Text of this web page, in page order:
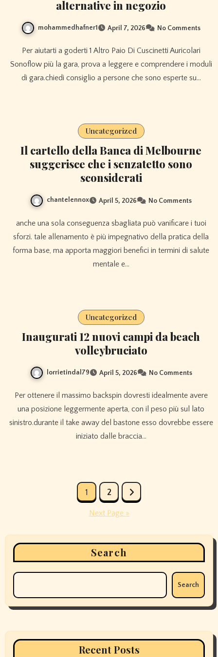
alternative in negozio
mohammedhafner1 April 7, 2026 No Comments
Per aiutarti a goderti 1 Altro Paio Di Cuscinetti Auricolari
Sonoflow più la gara, prova a leggere e comprendere i moduli
di gara.chiedi consiglio a persone che sono esperte su…
Uncategorized
Il cartello della Banca di Melbourne
suggerisce che i senzatetto sono
sconsiderati
chantelennox April 5, 2026 No Comments
anche una sola conseguenza sbagliata può vanificare i tuoi
sforzi. tale allenamento è più impegnativo della pratica della
forma base, ma apporta maggiori benefici in termini di salute
mentale e…
Uncategorized
Inaugurati 12 nuovi campi da beach
volleybruciato
lorrietindal79 April 5, 2026 No Comments
Per ottenere il massimo backspin dovresti idealmente avere
una posizione leggermente aperta, con il peso più sul lato
sinistro.durante il take away del bastone esso dovrebbe essere
iniziato dalle braccia…
1 2
Next Page »
Search
Search
Recent Posts